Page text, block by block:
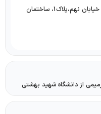
تهران، سعادت آباد، بالاتر از میدان کاج، خیابان نهم،پلاک1، ساختمان
از دانشگاه شهيد بهشتی